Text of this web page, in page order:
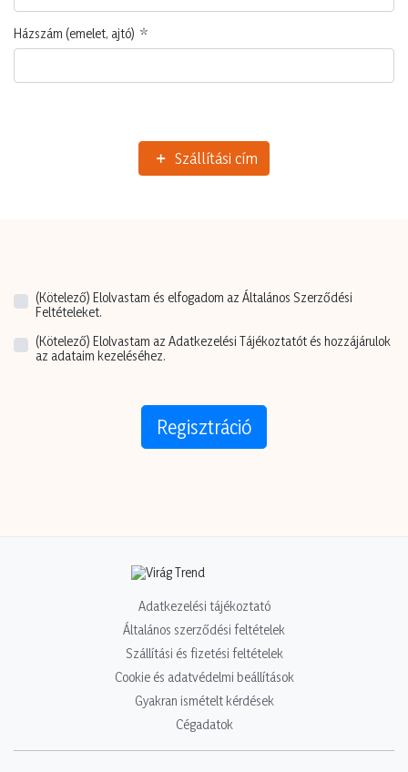
Házszám (emelet, ajtó)
Szállítási cím
(Kötelező) Elolvastam és elfogadom az Általános Szerződési
Feltételeket.
(Kötelező) Elolvastam az Adatkezelési Tájékoztatót és hozzájárulok
az adataim kezeléséhez.
Regisztráció
Adatkezelési tájékoztató
Általános szerződési feltételek
Szállítási és fizetési feltételek
Cookie és adatvédelmi beállítások
Gyakran ismételt kérdések
Cégadatok